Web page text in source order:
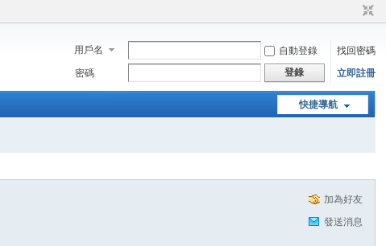
用戶名 自動登錄
找回密碼
密碼
登錄 立即註冊
快捷導航
加為好友
發送消息